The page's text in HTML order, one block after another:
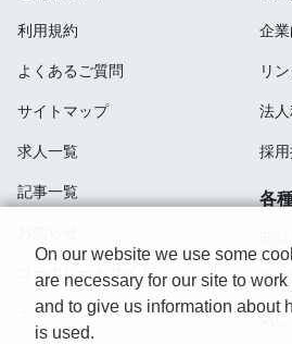
利用規約
よくあるご質問
サイトマップ
求人一覧
記事一覧
コーポレートサイト
ミッション
企
リ
法
採
各
検
気に
On our website we use some
are necessary for our site to
and to give us information about
is used.